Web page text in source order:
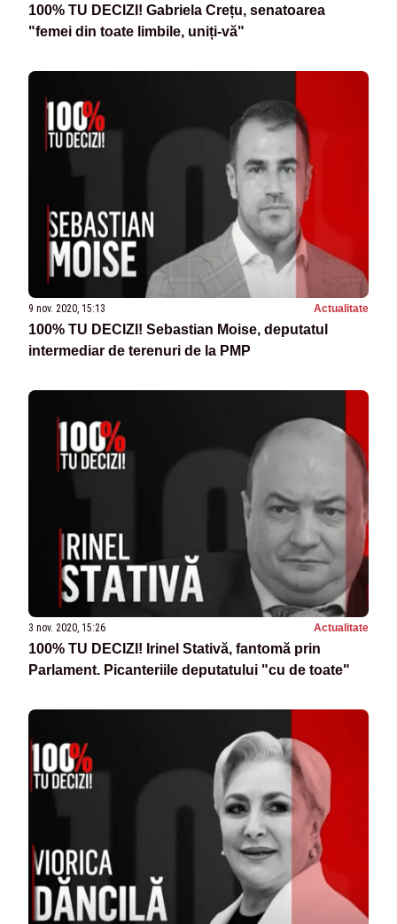
100% TU DECIZI! Gabriela Crețu, senatoarea
"femei din toate limbile, uniți-vă"
9 nov. 2020, 15:13 Actualitate
100% TU DECIZI! Sebastian Moise, deputatul
intermediar de terenuri de la PMP
3 nov. 2020, 15:26 Actualitate
100% TU DECIZI! Irinel Stativă, fantomă prin
Parlament. Picanteriile deputatului "cu de toate"